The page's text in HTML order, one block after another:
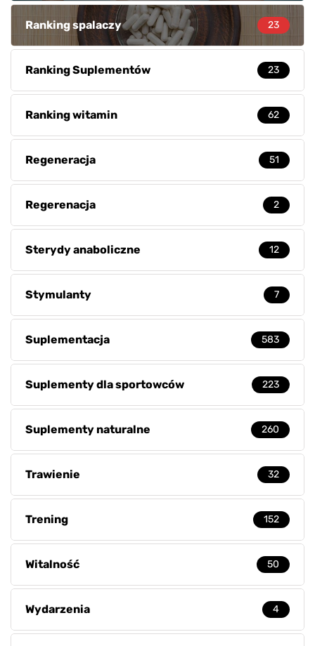
Ranking spalaczy 23
Ranking Suplementów 23
Ranking witamin 62
Regeneracja 51
Regerenacja 2
Sterydy anaboliczne 12
Stymulanty 7
Suplementacja 583
Suplementy dla sportowców 223
Suplementy naturalne 260
Trawienie 32
Trening 152
Witalność 50
Wydarzenia 4